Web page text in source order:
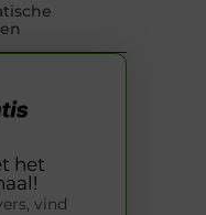
het
vind